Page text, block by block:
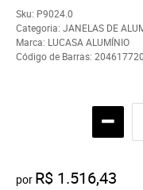
Sku: P9024.0
Categoria: JANELAS DE
Marca: LUCASA ALUMÍNIO
Código de Barras:
por R$ 1.516,43